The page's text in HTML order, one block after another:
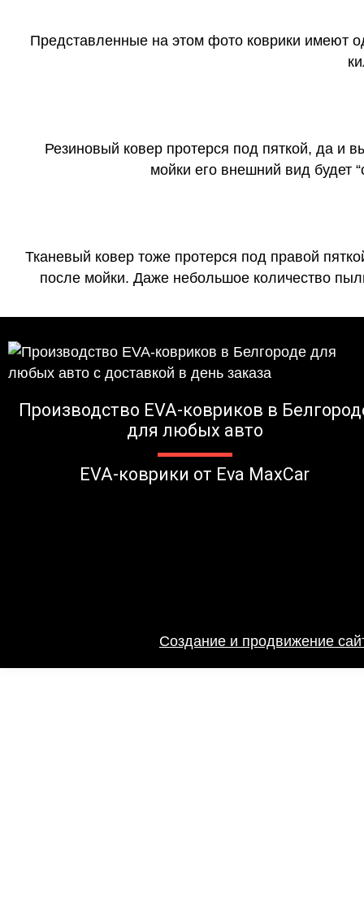
Представленные на этом фото коврики имеют
Резиновый ковер протерся под пяткой, да и
мойки его внешний вид будет
Тканевый ковер тоже протерся под правой
после мойки. Даже небольшое количество
Производство EVA-ковриков в
для любых авто
EVA-коврики от Eva MaxCar
Создание и продвижение